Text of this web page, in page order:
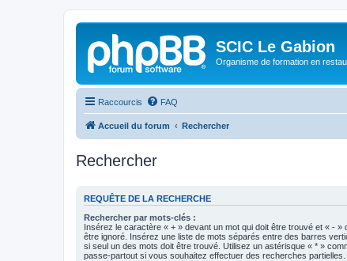
SCIC Le Gabion
Organisme de formation en
Raccourcis FAQ
Accueil du forum Rechercher
Rechercher
REQUÊTE DE LA RECHERCHE
Rechercher par mots-clés :
Insérez le caractère « + » devant un mot qui doit être trouvé et « - »
être ignoré. Insérez une liste de mots séparés entre des barres
si seul un des mots doit être trouvé. Utilisez un astérisque « * »
passe-partout si vous souhaitez effectuer des recherches partielles.